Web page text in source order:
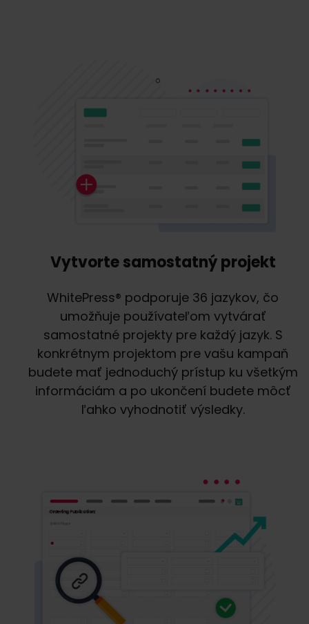
Vytvorte samostatný projekt
WhitePress® podporuje 36 jazykov, čo
umožňuje používateľom vytvárať
samostatné projekty pre každý jazyk. S
konkrétnym projektom pre vašu kampaň
budete mať jednoduchý prístup ku všetkým
informáciám a po ukončení budete môcť
ľahko vyhodnotiť výsledky.